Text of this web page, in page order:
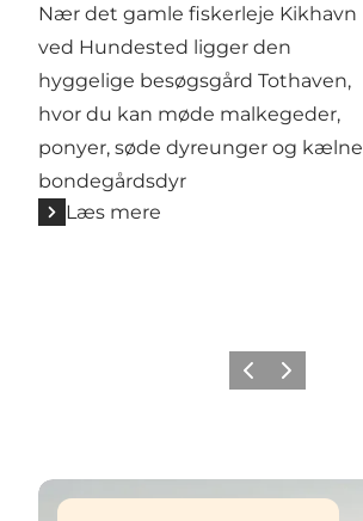
Nær det gamle fiskerleje Kikhavn
ved Hundested ligger den
hyggelige besøgsgård Tothaven,
hvor du kan møde malkegeder,
ponyer, søde dyreunger og kælne
bondegårdsdyr
Læs mere
ForrigeNæste
Læs mere